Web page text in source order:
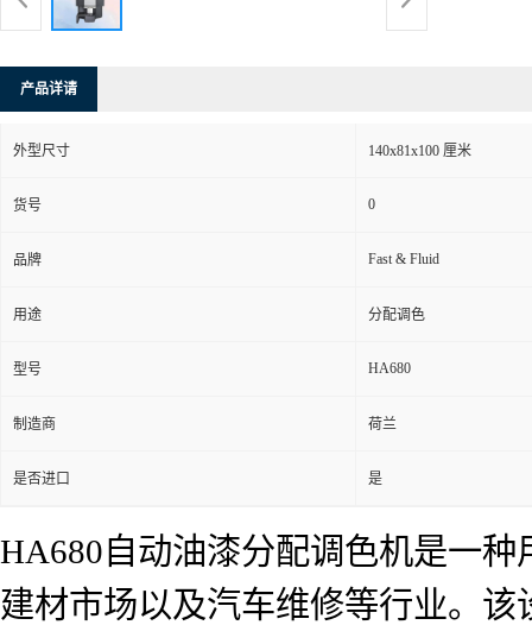
产品详请
外型尺寸 140x81x100 厘米
货号 0
品牌 Fast & Fluid
用途 分配调色
型号 HA680
制造商 荷兰
是否进口 是
HA680自动油漆分配调色机是一
建材市场以及汽车维修等行业。